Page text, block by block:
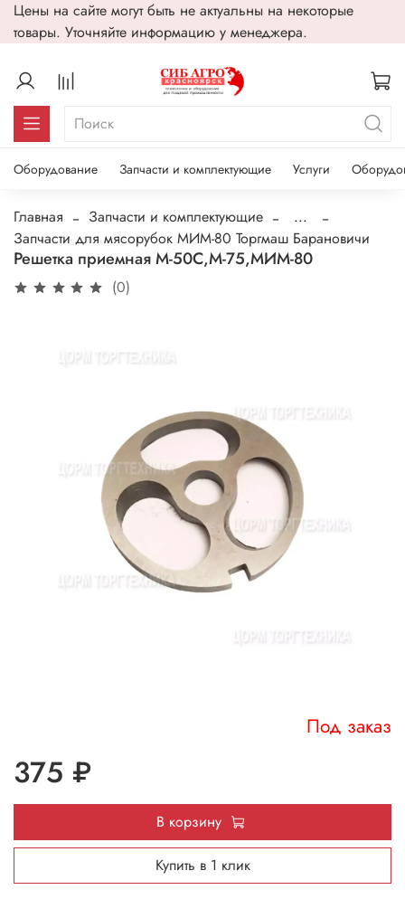
Цены на сайте могут быть не актуальны на некоторые
товары. Уточняйте информацию у менеджера.
Оборудование Запчасти и комплектующие Услуги
Главная Запчасти и комплектующие
...
Запчасти для мясорубок МИМ-80 Торгмаш Барановичи
Решетка приемная М-50С,М-75,МИМ-80
(0)
Под заказ
375 ₽
В корзину
Купить в 1 клик